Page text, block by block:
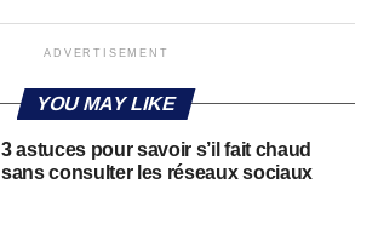
ADVERTISEMENT
YOU MAY LIKE
3 astuces pour savoir s’il fait chaud
sans consulter les réseaux sociaux